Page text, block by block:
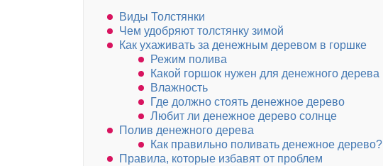
Виды Толстянки
Чем удобряют толстянку зимой
Как ухаживать за денежным деревом в горшке
Режим полива
Какой горшок нужен для денежного дерева
Влажность
Где должно стоять денежное дерево
Любит ли денежное дерево солнце
Полив денежного дерева
Как правильно поливать денежное дерево?
Правила, которые избавят от проблем